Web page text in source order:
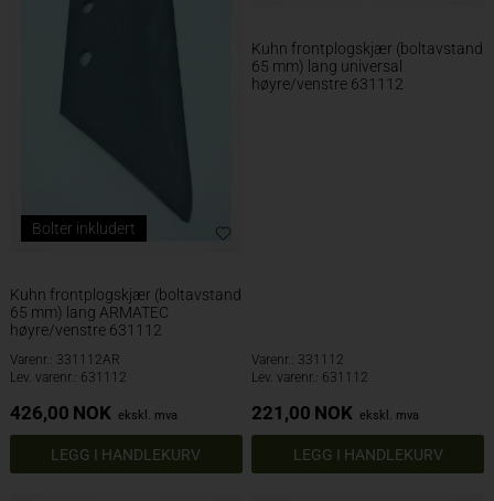
Bolter inkludert
Kuhn frontplogskjær (boltavstand
65 mm) lang ARMATEC
høyre/venstre 631112
Varenr.: 331112AR
Lev. varenr.: 631112
426,00 NOK ekskl. mva
Kuhn frontplogskjær (boltavstand
65 mm) lang universal
høyre/venstre 631112
Varenr.: 331112
Lev. varenr.: 631112
221,00 NOK ekskl. mva